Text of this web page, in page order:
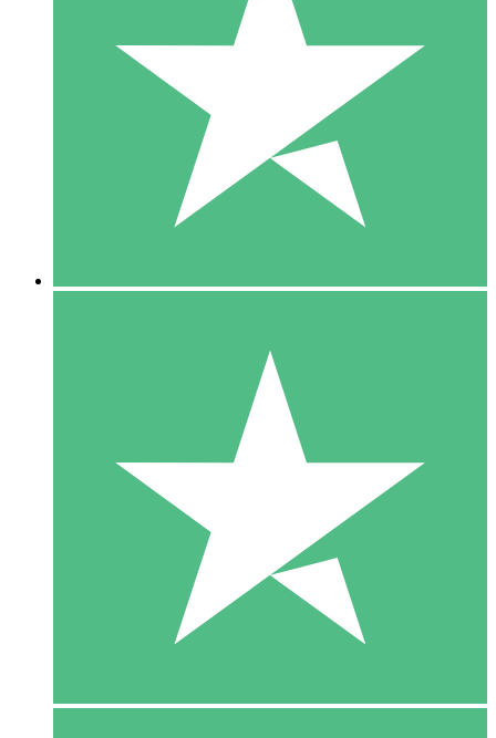
Zahlen Sie nach Bedarf mit Download-Credits. Keine
monatliche Verpflichtung erforderlich.
10 00
10 Downloads
20 00